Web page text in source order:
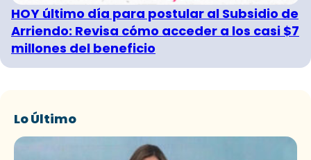
HOY último día para postular al Subsidio de
Arriendo: Revisa cómo acceder a los casi $7
millones del beneficio
Lo Último